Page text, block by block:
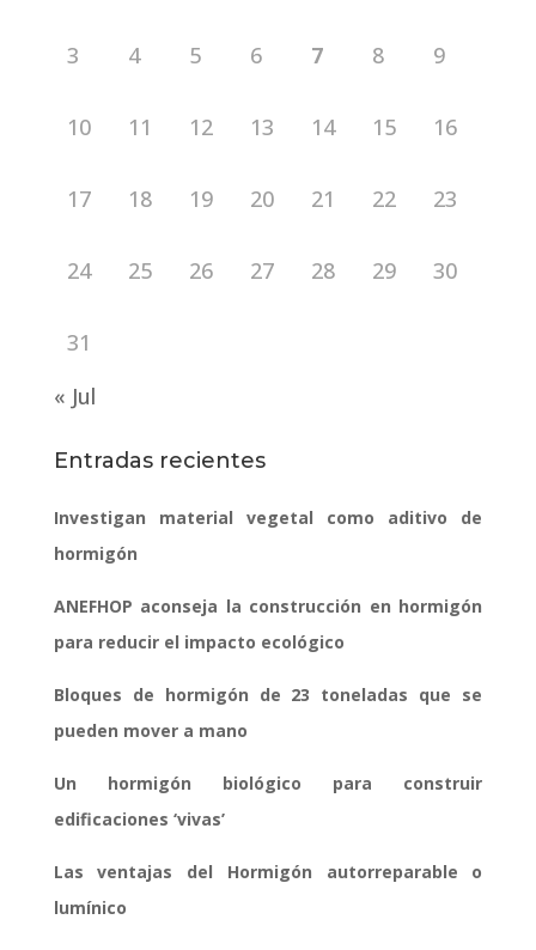
3 4 5 6 7 8 9
10 11 12 13 14 15 16
17 18 19 20 21 22 23
24 25 26 27 28 29 30
31
« Jul
Entradas recientes
Investigan material vegetal como aditivo de
hormigón
ANEFHOP aconseja la construcción en hormigón
para reducir el impacto ecológico
Bloques de hormigón de 23 toneladas que se
pueden mover a mano
Un hormigón biológico para construir
edificaciones ‘vivas’
Las ventajas del Hormigón autorreparable o
lumínico